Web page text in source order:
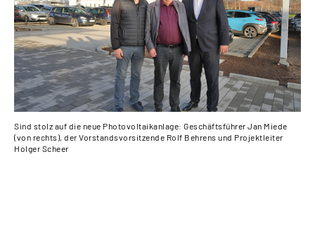
Sind stolz auf die neue Photovoltaikanlage: Geschäftsführer Jan Miede
(von rechts), der Vorstandsvorsitzende Rolf Behrens und Projektleiter
Holger Scheer